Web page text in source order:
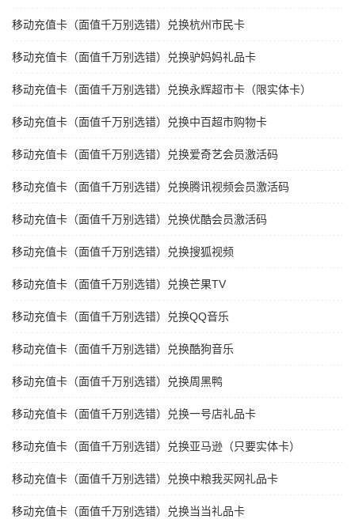
移动充值卡（面值千万别选错）兑换杭州市民卡
移动充值卡（面值千万别选错）兑换驴妈妈礼品卡
移动充值卡（面值千万别选错）兑换永辉超市卡（限实体卡）
移动充值卡（面值千万别选错）兑换中百超市购物卡
移动充值卡（面值千万别选错）兑换爱奇艺会员激活码
移动充值卡（面值千万别选错）兑换腾讯视频会员激活码
移动充值卡（面值千万别选错）兑换优酷会员激活码
移动充值卡（面值千万别选错）兑换搜狐视频
移动充值卡（面值千万别选错）兑换芒果TV
移动充值卡（面值千万别选错）兑换QQ音乐
移动充值卡（面值千万别选错）兑换酷狗音乐
移动充值卡（面值千万别选错）兑换周黑鸭
移动充值卡（面值千万别选错）兑换一号店礼品卡
移动充值卡（面值千万别选错）兑换亚马逊（只要实体卡）
移动充值卡（面值千万别选错）兑换中粮我买网礼品卡
移动充值卡（面值千万别选错）兑换当当礼品卡